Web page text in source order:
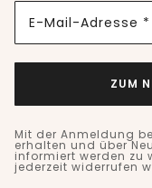
E-Mail-Adresse *
ZUM
Mit der Anmeldung
erhalten und über
informiert werden zu
jederzeit widerrufen